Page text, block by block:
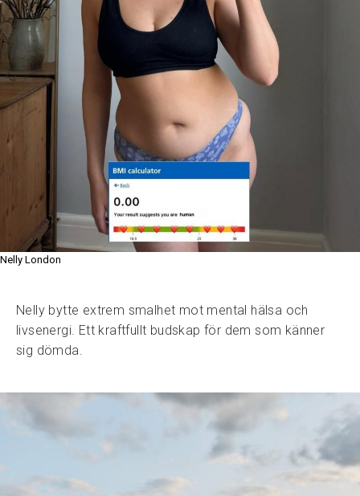
Nelly London
Nelly bytte extrem smalhet mot mental hälsa och
livsenergi. Ett kraftfullt budskap för dem som känner
sig dömda.